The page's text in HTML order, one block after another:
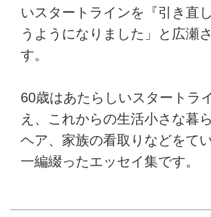
いスタートラインを『引き直
うようになりました」と広瀬
す。
60歳はあたらしいスタートラ
え、これからの生活小さな暮
ヘア、家族の看取りなどをて
一編綴ったエッセイ集です。